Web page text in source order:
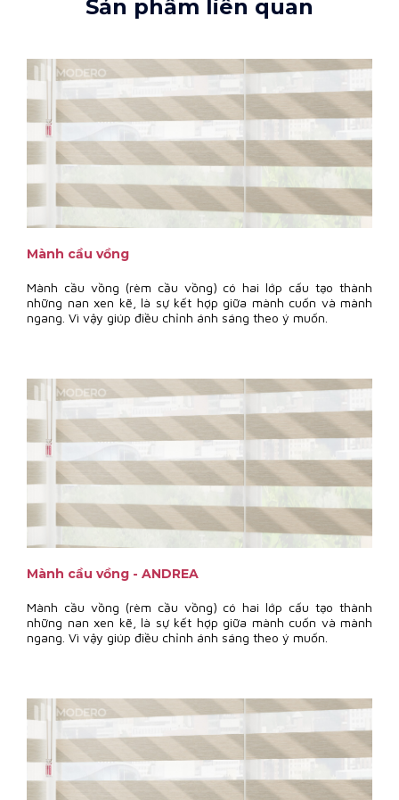
Sản phẩm liên quan
Mành cầu vồng
Mành cầu vồng (rèm cầu vồng) có hai lớp cấu tạo thành
những nan xen kẽ, là sự kết hợp giữa mành cuốn và mành
ngang. Vì vậy giúp điều chỉnh ánh sáng theo ý muốn.
Mành cầu vồng - ANDREA
Mành cầu vồng (rèm cầu vồng) có hai lớp cấu tạo thành
những nan xen kẽ, là sự kết hợp giữa mành cuốn và mành
ngang. Vì vậy giúp điều chỉnh ánh sáng theo ý muốn.